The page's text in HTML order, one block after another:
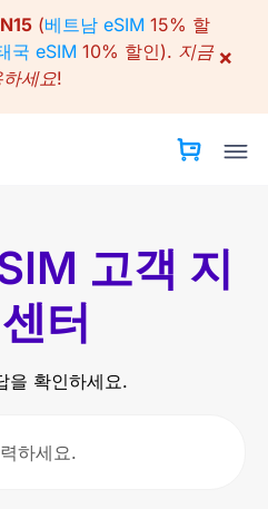
(베트남 eSIM 15% 할
국 eSIM 10% 할인). 지금
하세요!
×
고객 지
터
을 확인하세요.